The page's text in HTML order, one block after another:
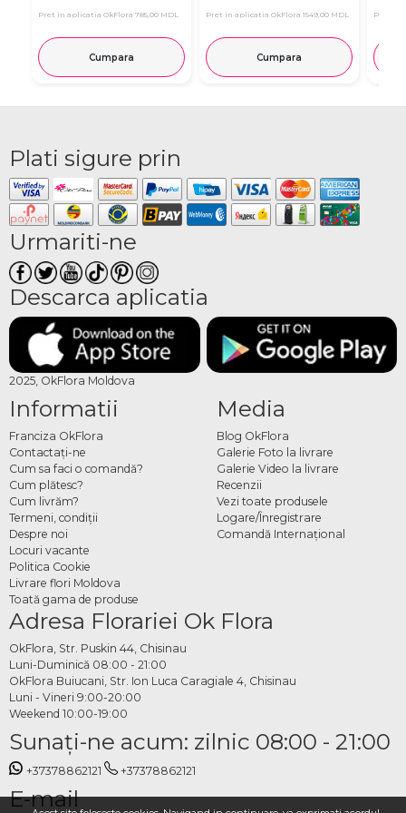
Pret in aplicatia OkFlora 785,00 MDL
Cumpara
Pret in aplicatia OkFlora 1549,00 MDL
Cumpara
Pret in
Plati sigure prin
Urmariti-ne
Descarca aplicatia
2025, OkFlora Moldova
Informatii
Franciza OkFlora
Contactaţi-ne
Cum sa faci o comandă?
Cum plătesc?
Cum livrăm?
Termeni, condiţii
Despre noi
Locuri vacante
Politica Cookie
Livrare flori Moldova
Toată gama de produse
Media
Blog OkFlora
Galerie Foto la livrare
Galerie Video la livrare
Recenzii
Vezi toate produsele
Logare/Înregistrare
Comandă Internațional
Adresa Florariei Ok Flora
OkFlora, Str. Puskin 44, Chisinau
Luni-Duminică 08:00 - 21:00
OkFlora Buiucani, Str. Ion Luca Caragiale 4, Chisinau
Luni - Vineri 9:00-20:00
Weekend 10:00-19:00
Sunaţi-ne acum: zilnic 08:00 - 21:00
+37378862121 +37378862121
E-mail